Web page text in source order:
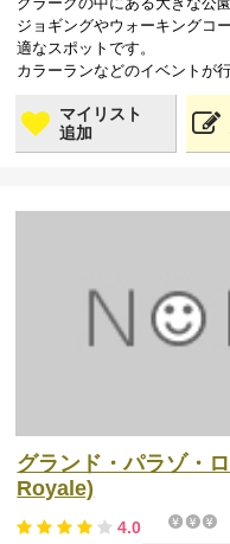
マイリスト
追加
ジョギングやウォーキングコ
適なスポットです。
カラーランなどのイベントが
グランド・パラゾ・
Royale)
4.0